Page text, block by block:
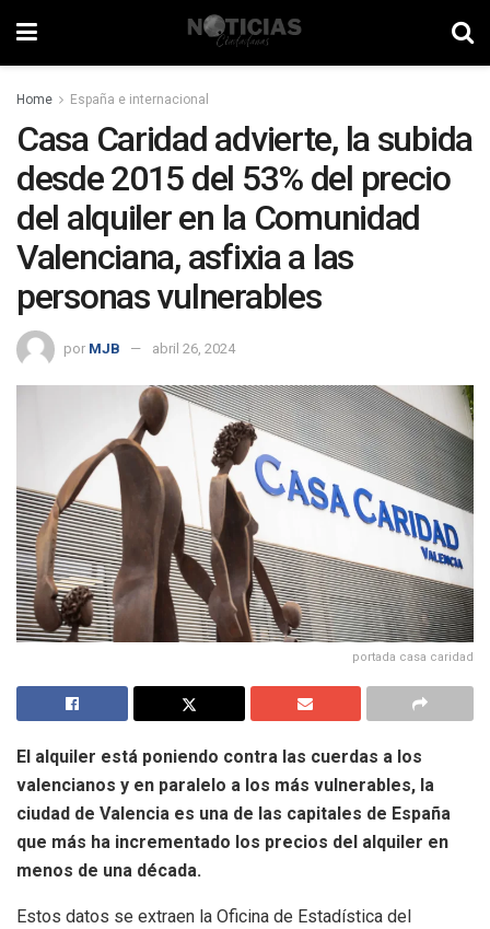
Home España e internacional
Casa Caridad advierte, la subida
desde 2015 del 53% del precio
del alquiler en la Comunidad
Valenciana, asfixia a las
personas vulnerables
por MJB abril 26, 2024
portada casa caridad
El alquiler está poniendo contra las cuerdas a los
valencianos y en paralelo a los más vulnerables, la
ciudad de Valencia es una de las capitales de España
que más ha incrementado los precios del alquiler en
menos de una década.
Estos datos se extraen la Oficina de Estadística del